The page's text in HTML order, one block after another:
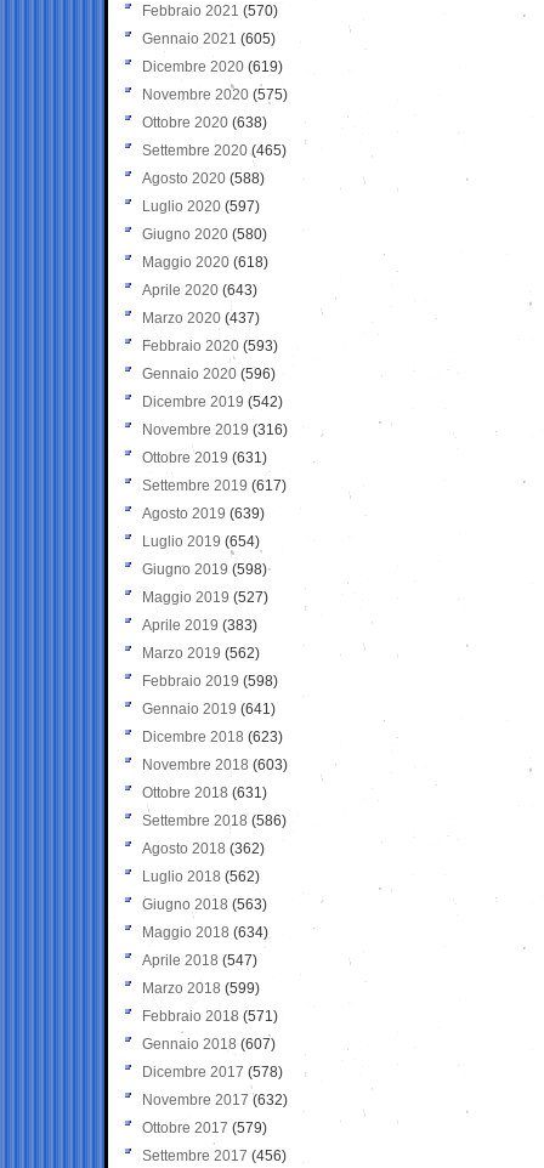
Febbraio 2021 (570)
Gennaio 2021 (605)
Dicembre 2020 (619)
Novembre 2020 (575)
Ottobre 2020 (638)
Settembre 2020(465)
Agosto 2020 (588)
Luglio 2020 (597)
Giugno 2020 (580)
Maggio 2020 (618)
Aprile 2020 (643)
Marzo 2020 (437)
Febbraio 2020 (593)
Gennaio 2020 (596)
Dicembre 2019 (542)
Novembre 2019 (316)
Ottobre 2019 (631)
Settembre 2019 (617)
Agosto 2019 (639)
Luglio 2019 (654)
Giugno 2019 (598)
Maggio 2019 (527)
Aprile 2019 (383)
Marzo 2019 (562)
Febbraio 2019 (598)
Gennaio 2019 (641)
Dicembre 2018 (623)
Novembre 2018 (603)
Ottobre 2018 (631)
Settembre 2018 (586)
Agosto 2018 (362)
Luglio 2018 (562)
Giugno 2018 (563)
Maggio 2018 (634)
Aprile 2018 (547)
Marzo 2018 (599)
Febbraio 2018 (571)
Gennaio 2018 (607)
Dicembre 2017 (578)
Novembre 2017 (632)
Ottobre 2017 (579)
Settembre 2017 (456)